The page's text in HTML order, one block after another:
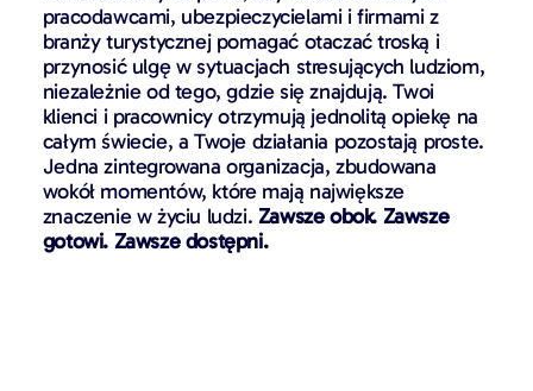
pracodawcami, ubezpieczycielami i firmami z
branży turystycznej pomagać otaczać troską i
przynosić ulgę w sytuacjach stresujących ludziom,
niezależnie od tego, gdzie się znajdują. Twoi
klienci i pracownicy otrzymują jednolitą opiekę na
całym świecie, a Twoje działania pozostają proste.
Jedna zintegrowana organizacja, zbudowana
wokół momentów, które mają największe
znaczenie w życiu ludzi. Zawsze obok. Zawsze
gotowi. Zawsze dostępni.